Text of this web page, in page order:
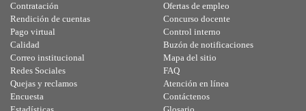
Contratación
Rendición de cuentas
Pago virtual
Calidad
Ofertas de empleo
Concurso docente
Control interno
Buzón de notificaciones
Correo institucional
Redes Sociales
Quejas y reclamos
Encuesta
Mapa del sitio
FAQ
Atención en línea
Contáctenos